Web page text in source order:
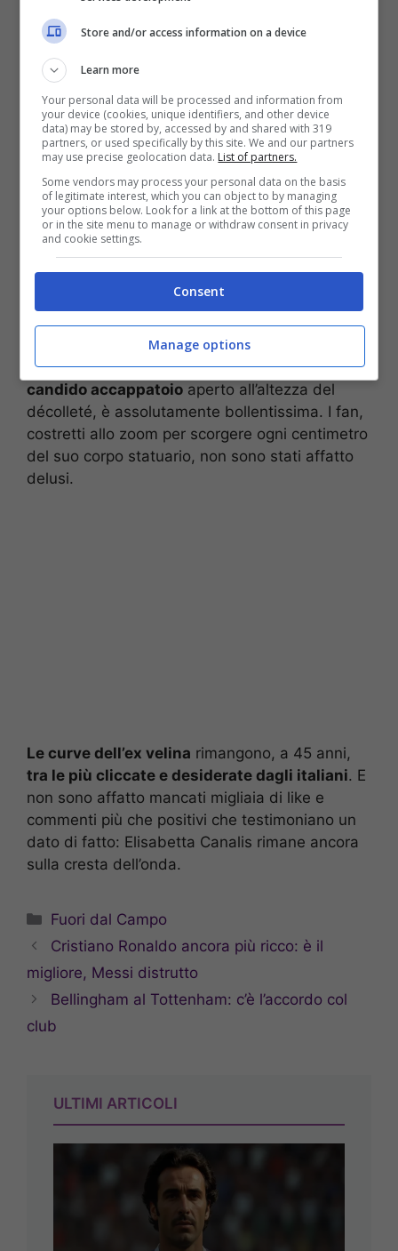
Elisabetta Canalis troppo bollente: in accappatoio è da urlo
(Instagram) – Stopandgoal.net
In occasione di uno shooting
quel di Roma, la Canalis ha messo in mostra
tutta la sua straordinaria sensualità. Ed in una
foto in particolare, doveè ricoperta solo da un
candido accappatoio aperto all’altezza del
décolleté, è assolutamente bollentissima. I fan,
costretti allo zoom per scorgere ogni centimetro
del suo corpo statuario, non sono stati affatto
delusi.
Le curve dell’ex velina rimangono, a 45 anni,
tra le più cliccate e desiderate dagli italiani. E
non sono affatto mancati migliaia di like e
commenti più che positivi che testimoniano un
dato di fatto: Elisabetta Canalis rimane ancora
sulla cresta dell’onda.
Categorie
Fuori dal Campo
Cristiano Ronaldo ancora più ricco: è il
migliore, Messi distrutto
Bellingham al Tottenham: c’è l’accordo col
club
ULTIMI ARTICOLI
Store and/or access information on a device
Learn more
Your personal data will be processed and information from
your device (cookies, unique identifiers, and other device
data) may be stored by, accessed by and shared with 319
partners, or used specifically by this site. We and our partners
may use precise geolocation data. List of partners.
Some vendors may process your personal data on the basis
of legitimate interest, which you can object to by managing
your options below. Look for a link at the bottom of this page
or in the site menu to manage or withdraw consent in privacy
and cookie settings.
Consent
Manage options